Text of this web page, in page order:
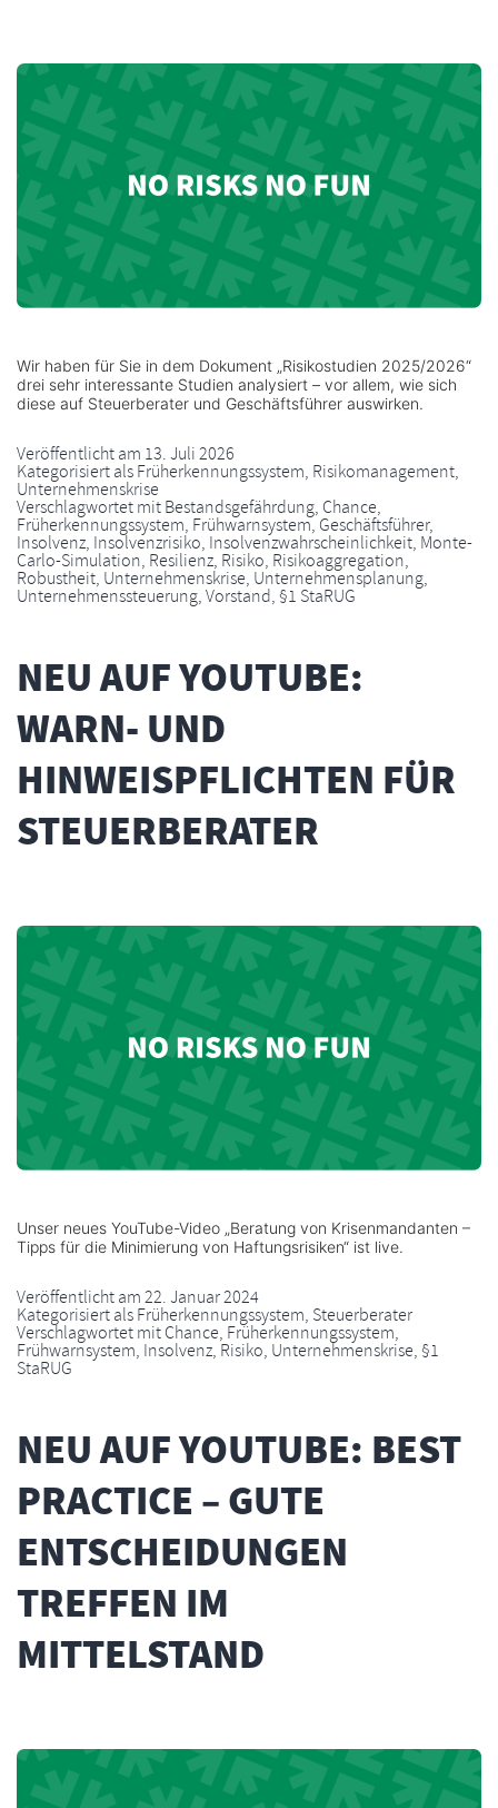
Wir haben für Sie in dem Dokument „Risikostudien 2025/2026“
drei sehr interessante Studien analysiert – vor allem, wie sich
diese auf Steuerberater und Geschäftsführer auswirken.
Veröffentlicht am 13. Juli 2026
Kategorisiert alsFrüherkennungssystem, Risikomanagement,
Unternehmenskrise
Verschlagwortet mitBestandsgefährdung, Chance,
Früherkennungssystem, Frühwarnsystem, Geschäftsführer,
Insolvenz, Insolvenzrisiko, Insolvenzwahrscheinlichkeit, Monte-
Carlo-Simulation, Resilienz, Risiko, Risikoaggregation,
Robustheit, Unternehmenskrise, Unternehmensplanung,
Unternehmenssteuerung,Vorstand,§1 StaRUG
NEU AUF YOUTUBE:
WARN- UND
HINWEISPFLICHTEN FÜR
STEUERBERATER
Unser neues YouTube-Video „Beratung von Krisenmandanten –
Tipps für die Minimierung von Haftungsrisiken“ ist live.
Veröffentlicht am22. Januar 2024
Kategorisiert alsFrüherkennungssystem, Steuerberater
Verschlagwortet mitChance, Früherkennungssystem,
Frühwarnsystem, Insolvenz, Risiko, Unternehmenskrise,§1
StaRUG
NEU AUF YOUTUBE: BEST
PRACTICE – GUTE
ENTSCHEIDUNGEN
TREFFEN IM
MITTELSTAND